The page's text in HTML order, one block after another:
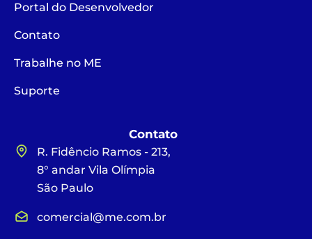
Portal do Desenvolvedor
Contato
Trabalhe no ME
Suporte
Contato
R. Fidêncio Ramos - 213,
8° andar Vila Olímpia
São Paulo
comercial@me.com.br